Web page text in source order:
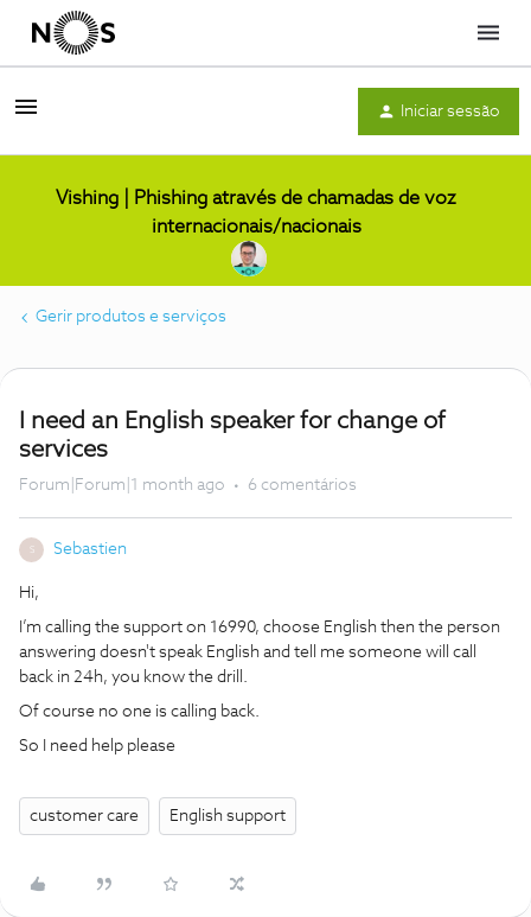
Menu
Iniciar sessão
Vishing | Phishing através de chamadas de voz
internacionais/nacionais
Gerir produtos e serviços
I need an English speaker for change of
services
Forum|Forum|1 month ago 6 comentários
S Sebastien
Hi,
I’m calling the support on 16990, choose English then the person
answering doesn't speak English and tell me someone will call
back in 24h, you know the drill.
Of course no one is calling back.
So I need help please
customer care English support